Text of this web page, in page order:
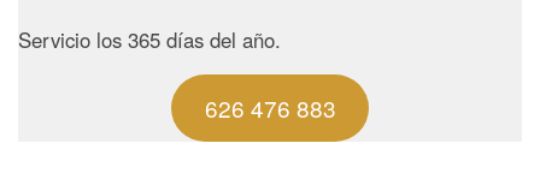
Servicio los 365 días del año.
626 476 883